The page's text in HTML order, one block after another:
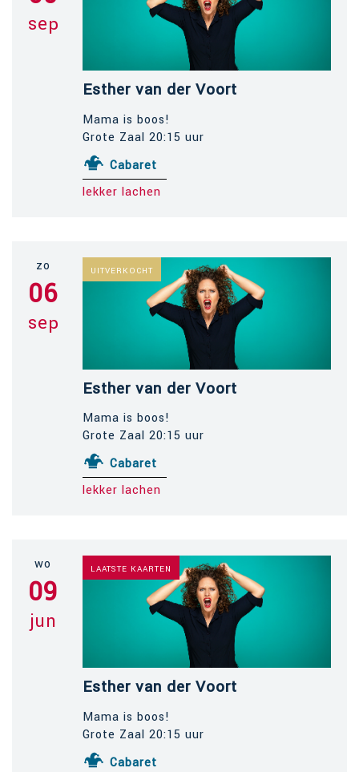
sep
Esther van der Voort
Mama is boos!
Grote Zaal 20:15 uur
Cabaret
lekker lachen
zo
06
sep
UITVERKOCHT
Esther van der Voort
Mama is boos!
Grote Zaal 20:15 uur
Cabaret
lekker lachen
wo
09
jun
LAATSTE KAARTEN
Esther van der Voort
Mama is boos!
Grote Zaal 20:15 uur
Cabaret